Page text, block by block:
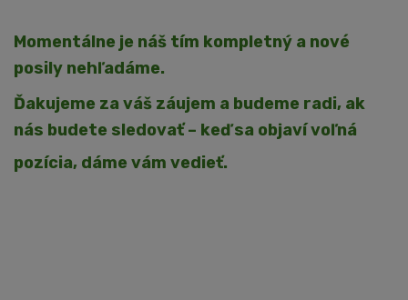
Momentálne je náš tím kompletný a nové
posily nehľadáme.
Ďakujeme za váš záujem a budeme radi, ak
nás budete sledovať – keď sa objaví voľná
pozícia, dáme vám vedieť.